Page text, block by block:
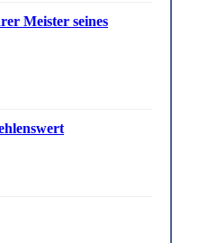
Meister seines